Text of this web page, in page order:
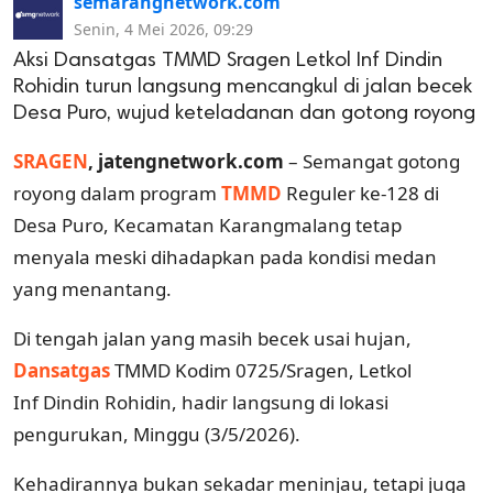
Senin, 4 Mei 2026, 09:29
Aksi Dansatgas TMMD Sragen Letkol Inf Dindin
Rohidin turun langsung mencangkul di jalan becek
Desa Puro, wujud keteladanan dan gotong royong
SRAGEN, jatengnetwork.com – Semangat gotong
royong dalam program TMMD Reguler ke-128 di
Desa Puro, Kecamatan Karangmalang tetap
menyala meski dihadapkan pada kondisi medan
yang menantang.
Di tengah jalan yang masih becek usai hujan,
DansatgasTMMD Kodim 0725/Sragen, Letkol
Inf Dindin Rohidin, hadir langsung di lokasi
pengurukan, Minggu (3/5/2026).
Kehadirannya bukan sekadar meninjau, tetapi juga